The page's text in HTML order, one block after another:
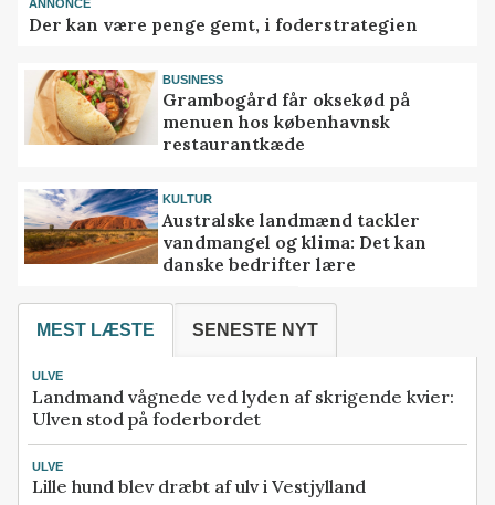
ANNONCE
Der kan være penge gemt, i foderstrategien
BUSINESS
Grambogård får oksekød på
menuen hos københavnsk
restaurantkæde
KULTUR
Australske landmænd tackler
vandmangel og klima: Det kan
danske bedrifter lære
MEST LÆSTE SENESTE NYT
ULVE
Landmand vågnede ved lyden af skrigende kvier:
Ulven stod på foderbordet
ULVE
Lille hund blev dræbt af ulv i Vestjylland